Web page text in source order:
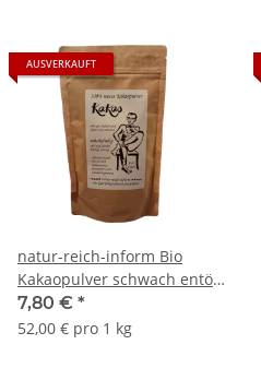
AUSVERKAUFT
natur-reich-inform Bio
Kakaopulver schwach entölt,
alkalisiert 150g
7,80 € *
52,00 € pro 1 kg